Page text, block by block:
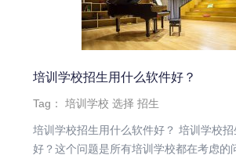
培训学校招生用什么软件好？
Tag：培训学校 选择 招生
培训学校招生用什么软件好？ 培训学校
好？这个问题是所有培训学校都在考虑的